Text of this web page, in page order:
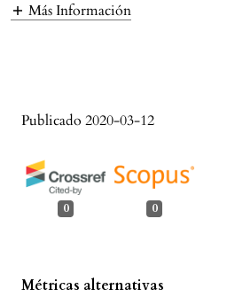
Más Información
Publicado 2020-03-12
0 0
Métricas alternativas